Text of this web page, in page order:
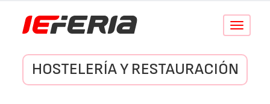
Conmutar
HOSTELERÍA Y RESTAURACIÓN